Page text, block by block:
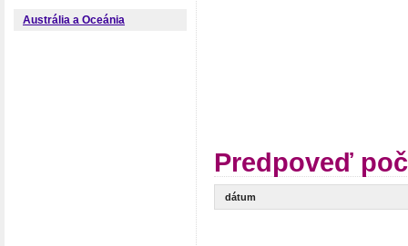
Austrália a Oceánia
Predpoveď
dátum